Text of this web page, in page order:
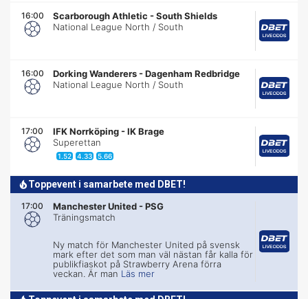
16:00 Scarborough Athletic -South Shields
National League North / South
16:00 Dorking Wanderers -Dagenham Redbridge
National League North / South
17:00 IFK Norrköping -IK Brage
Superettan
1.52 4.33 5.66
Toppevent i samarbete med DBET!
17:00 Manchester United -PSG
Träningsmatch
Ny match för Manchester United på svensk
mark efter det som man väl nästan får kalla för
publikfiaskot på Strawberry Arena förra
veckan. Är man Läs mer